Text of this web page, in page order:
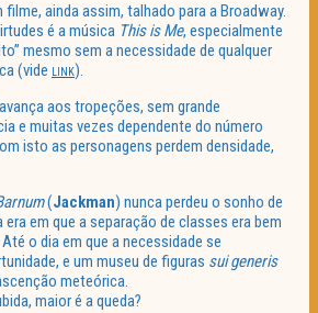
filme, ainda assim, talhado para a Broadway.
é a música This is Me, especialmente
mesmo sem a necessidade de qualquer
(vide
LINK).
aos tropeções, sem grande
e muitas vezes dependente do número
isto as personagens perdem densidade,
(Jackman) nunca perdeu o sonho de
em que a separação de classes era bem
o dia em que a necessidade se
e um museu de figuras sui generis
meteórica.
maior é a queda?